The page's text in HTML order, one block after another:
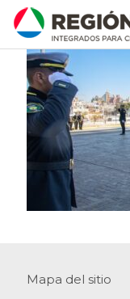
Mapa del sitio